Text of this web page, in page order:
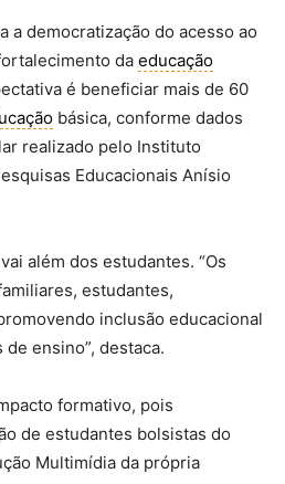
a democratização do acesso ao
da educação
é beneficiar mais de 60
básica, conforme dados
realizado pelo Instituto
Educacionais Anísio
além dos estudantes. “Os
estudantes,
inclusão educacional
ensino”, destaca.
formativo, pois
de estudantes bolsistas do
Multimídia da própria